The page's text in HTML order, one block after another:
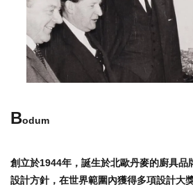
Bodum
創立於1944年，誕生於北歐丹麥的廚具品
設計方針，在世界範圍內獲得多項設計大